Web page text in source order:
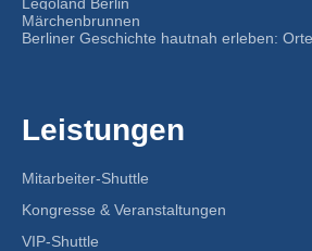
Märchenbrunnen
Berliner Geschichte hautnah erleben:
Leistungen
Mitarbeiter-Shuttle
Kongresse & Veranstaltungen
VIP-Shuttle